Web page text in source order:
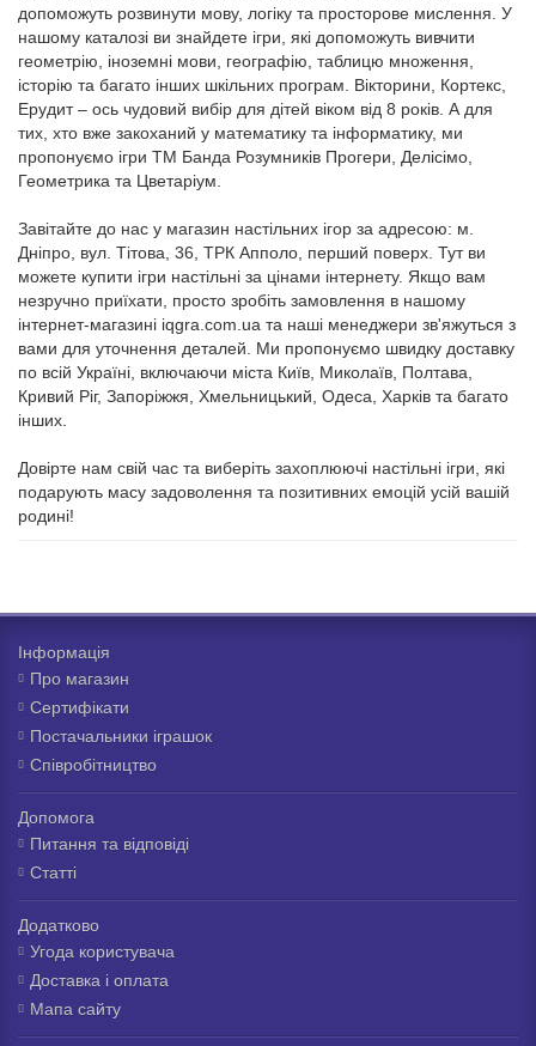
допоможуть розвинути мову, логіку та просторове мислення. У
нашому каталозі ви знайдете ігри, які допоможуть вивчити
геометрію, іноземні мови, географію, таблицю множення,
історію та багато інших шкільних програм. Вікторини, Кортекс,
Ерудит – ось чудовий вибір для дітей віком від 8 років. А для
тих, хто вже закоханий у математику та інформатику, ми
пропонуємо ігри ТМ Банда Розумників Прогери, Делісімо,
Геометрика та Цветаріум.
Завітайте до нас у магазин настільних ігор за адресою: м.
Дніпро, вул. Тітова, 36, ТРК Апполо, перший поверх. Тут ви
можете купити ігри настільні за цінами інтернету. Якщо вам
незручно приїхати, просто зробіть замовлення в нашому
інтернет-магазині iqgra.com.ua та наші менеджери зв'яжуться з
вами для уточнення деталей. Ми пропонуємо швидку доставку
по всій Україні, включаючи міста Київ, Миколаїв, Полтава,
Кривий Ріг, Запоріжжя, Хмельницький, Одеса, Харків та багато
інших.
Довірте нам свій час та виберіть захоплюючі настільні ігри, які
подарують масу задоволення та позитивних емоцій усій вашій
родині!
Інформація
Про магазин
Сертифікати
Постачальники іграшок
Співробітництво
Допомога
Питання та відповіді
Статті
Додатково
Угода користувача
Доставка і оплата
Мапа сайту